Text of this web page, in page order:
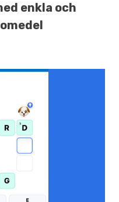
enkla och